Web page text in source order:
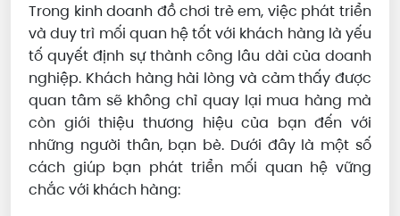
Trong kinh doanh đồ chơi trẻ em, việc phát triển
và duy trì mối quan hệ tốt với khách hàng là yếu
tố quyết định sự thành công lâu dài của doanh
nghiệp. Khách hàng hài lòng và cảm thấy được
quan tâm sẽ không chỉ quay lại mua hàng mà
còn giới thiệu thương hiệu của bạn đến với
những người thân, bạn bè. Dưới đây là một số
cách giúp bạn phát triển mối quan hệ vững
chắc với khách hàng: